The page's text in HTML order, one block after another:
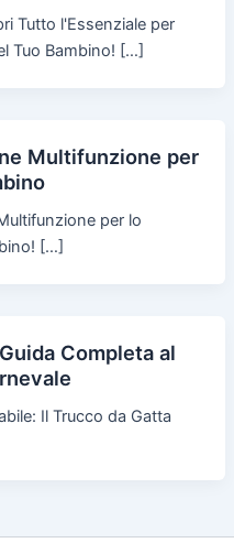
Tutto l'Essenziale per
Tuo Bambino! […]
Multifunzione per
per lo
[…]
Completa al
Il Trucco da Gatta